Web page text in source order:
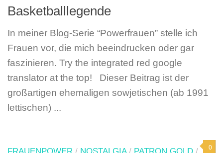
Basketballlegende
In meiner Blog-Serie “Powerfrauen” stelle ich
Frauen vor, die mich beeindrucken oder gar
faszinieren. Try the integrated red google
translator at the top! Dieser Beitrag ist der
großartigen ehemaligen sowjetischen (ab 1991
lettischen) ...
0